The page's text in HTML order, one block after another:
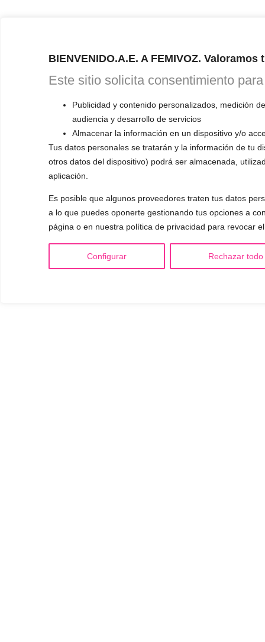
BIENVENIDO.A.E. A FEMIVOZ.
Este sitio solicita consentimiento
Publicidad y contenido personalizados, medición
audiencia y desarrollo de servicios
Almacenar la información en un dispositivo y/o
Tus datos personales se tratarán y la información de tu
otros datos del dispositivo) podrá ser almacenada,
aplicación.
Es posible que algunos proveedores traten tus datos
a lo que puedes oponerte gestionando tus opciones a
página o en nuestra política de privacidad para revocar
Configurar Rechazar todo